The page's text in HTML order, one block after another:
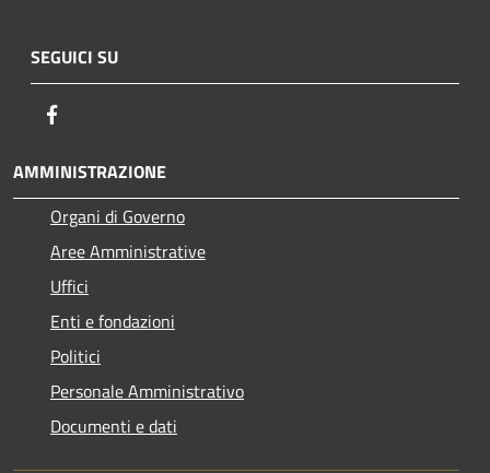
SEGUICI SU
AMMINISTRAZIONE
Organi di Governo
Aree Amministrative
Uffici
Enti e fondazioni
Politici
Personale Amministrativo
Documenti e dati